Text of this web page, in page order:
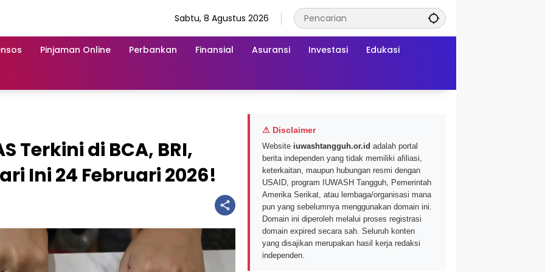
Sabtu, 8 Agustus 2026
Pinjaman Online Perbankan Finansial Asuransi Investasi Edukasi
Terkini di BCA, BRI,
Ini 24 Februari 2026!
⚠ Disclaimer
Website iuwashtangguh.or.id adalah portal
berita independen yang tidak memiliki afiliasi,
keterkaitan, maupun hubungan resmi dengan
USAID, program IUWASH Tangguh, Pemerintah
Amerika Serikat, atau lembaga/organisasi mana
pun yang sebelumnya menggunakan domain ini.
Domain ini diperoleh melalui proses registrasi
domain expired secara sah. Seluruh konten
yang disajikan merupakan hasil kerja redaksi
independen.